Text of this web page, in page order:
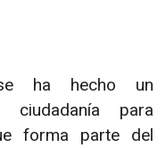
ha hecho un
para
forma parte del